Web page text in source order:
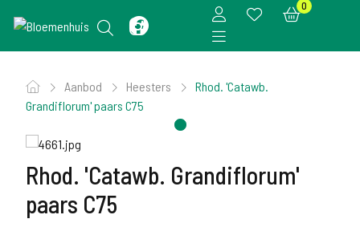
0
Aanbod Heesters
Rhod. 'Catawb.
Grandiflorum' paars C75
Rhod. 'Catawb. Grandiflorum'
paars C75